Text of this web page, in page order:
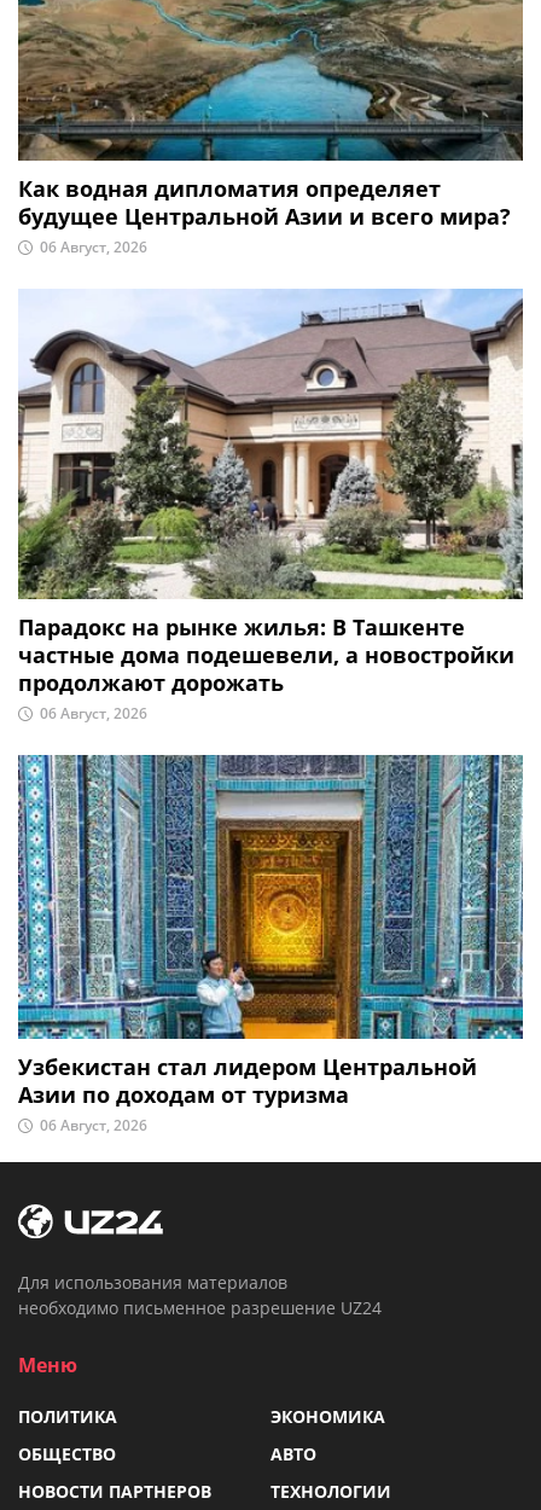
Как водная дипломатия определяет
будущее Центральной Азии и всего мира?
06 Август, 2026
Парадокс на рынке жилья: В Ташкенте
частные дома подешевели, а новостройки
продолжают дорожать
06 Август, 2026
Узбекистан стал лидером Центральной
Азии по доходам от туризма
06 Август, 2026
Для использования материалов
необходимо письменное разрешение UZ24
Меню
ПОЛИТИКА
ЭКОНОМИКА
ОБЩЕСТВО
АВТО
НОВОСТИ ПАРТНЕРОВ
ТЕХНОЛОГИИ